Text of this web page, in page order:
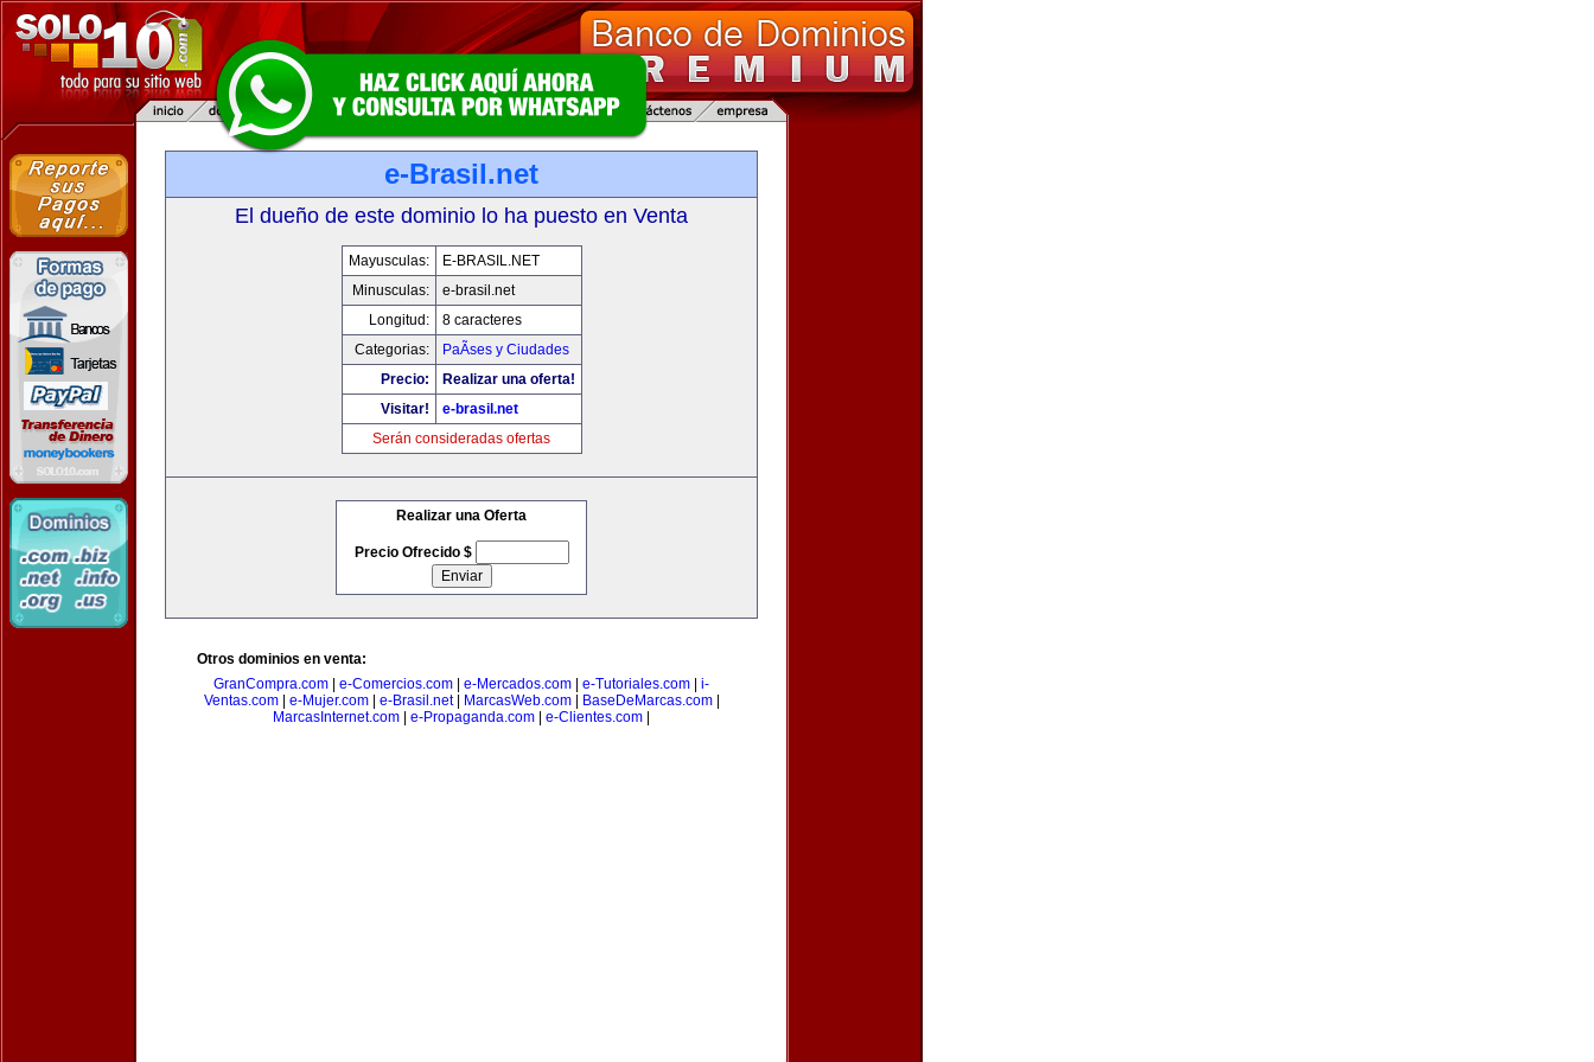
e-Brasil.net
El dueño de este dominio lo ha puesto en Venta
Mayusculas:
E-BRASIL.NET
Minusculas:
e-brasil.net
Longitud:
8 caracteres
Categorias:
PaÃ­ses y Ciudades
Precio:
Realizar una oferta!
Visitar!
e-brasil.net
Serán consideradas ofertas
Realizar una Oferta
Precio Ofrecido $
Otros dominios en venta:
GranCompra.com
e-Comercios.com e-Mercados.com e-Tutoriales.com
i-
Ventas.com| e-Mujer.com| e-Brasil.net| MarcasWeb.com| BaseDeMarcas.com|
MarcasInternet.com
e-Propaganda.com e-Clientes.com